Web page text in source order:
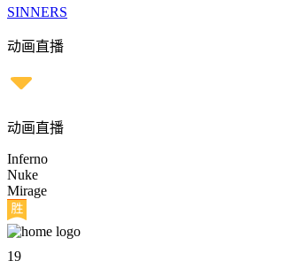
SINNERS
动画直播
动画直播
Inferno
Nuke
Mirage
19